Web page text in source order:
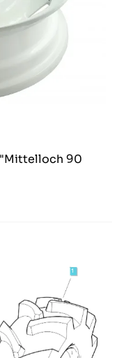
"Mittelloch 90